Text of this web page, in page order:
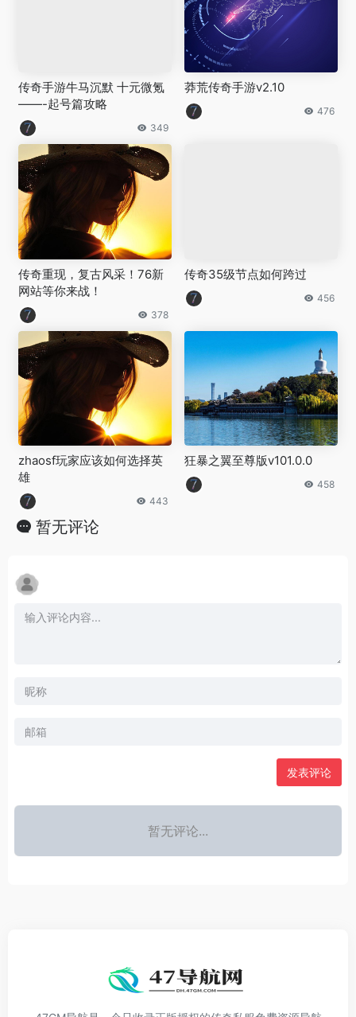
传奇手游牛马沉默 十元微氪
——-起号篇攻略
349
莽荒传奇手游v2.10
476
传奇重现，复古风采！76新
网站等你来战！
378
传奇35级节点如何跨过
456
zhaosf玩家应该如何选择英
雄
443
狂暴之翼至尊版v101.0.0
458
暂无评论
发表评论
暂无评论...